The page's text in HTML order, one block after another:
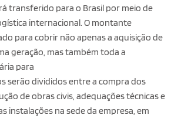
transferido para o Brasil por meio de
internacional. O montante
para cobrir não apenas a aquisição de
geração, mas também toda a
para
serão divididos entre a compra dos
de obras civis, adequações técnicas e
instalações na sede da empresa, em